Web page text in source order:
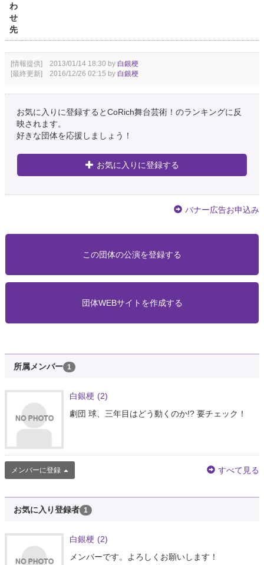
わ
せ
先
[情報提供] 2013/01/14 18:30 by 白銀梗
[最終更新] 2016/12/26 02:15 by 白銀梗
お気に入りに登録するとCoRich舞台芸術！のランキングに反
映されます。
好きな団体を応援しましょう！
お気に入りに登録する
バナー広告お申込み
この団体の公演を登録する
団体WEBサイトを作成する
所属メンバー 1
白銀梗 (2)
劇団 球、三年目はどう動くのか!? 要チェック！
メンバーに登録 すべて見る
お気に入り登録者 1
白銀梗 (2)
メンバーです。よろしくお願いします！